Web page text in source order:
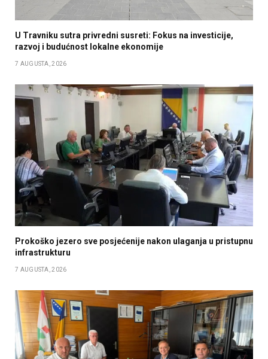
U Travniku sutra privredni susreti: Fokus na investicije,
razvoj i budućnost lokalne ekonomije
7 AUGUSTA, 2026
Prokoško jezero sve posjećenije nakon ulaganja u pristupnu
infrastrukturu
7 AUGUSTA, 2026